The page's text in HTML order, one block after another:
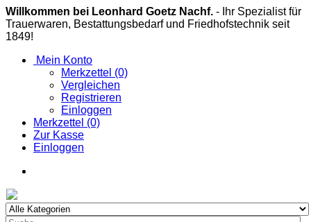
Willkommen bei Leonhard Goetz Nachf. - Ihr Spezialist für
Trauerwaren, Bestattungsbedarf und Friedhofstechnik seit
1849!
Mein Konto
Merkzettel (0)
Vergleichen
Registrieren
Einloggen
Merkzettel (0)
Zur Kasse
Einloggen